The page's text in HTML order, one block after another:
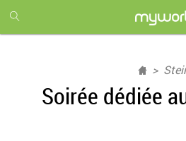
month
free
Soirée dédiée